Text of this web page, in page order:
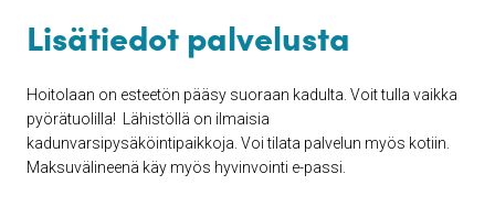
Lisätiedot palvelusta
Hoitolaan on esteetön pääsy suoraan kadulta. Voit tulla vaikka
pyörätuolilla! Lähistöllä on ilmaisia
kadunvarsipysäköintipaikkoja. Voi tilata palvelun myös kotiin.
Maksuvälineenä käy myös hyvinvointi e-passi.